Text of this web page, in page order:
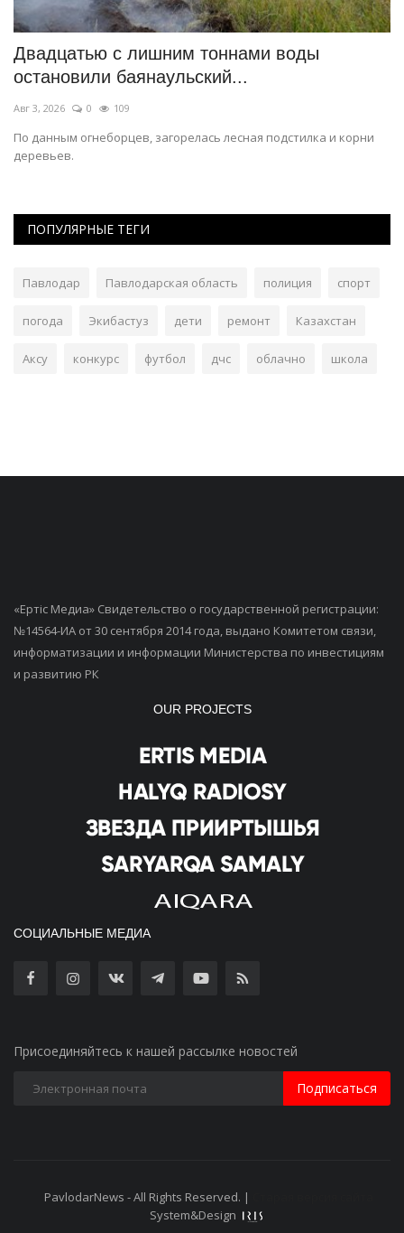
Двадцатью с лишним тоннами воды
остановили баянаульский...
Авг 3, 2026 0 109
По данным огнеборцев, загорелась лесная подстилка и корни
деревьев.
ПОПУЛЯРНЫЕ ТЕГИ
Павлодар Павлодарская область полиция спорт
погода Экибастуз дети ремонт Казахстан
Аксу конкурс футбол дчс облачно школа
«Ертiс Медиа» Свидетельство о государственной регистрации:
№14564-ИА от 30 сентября 2014 года, выдано Комитетом связи,
информатизации и информации Министерства по инвестициям
и развитию РК
OUR PROJECTS
СОЦИАЛЬНЫЕ МЕДИА
Присоединяйтесь к нашей рассылке новостей
Подписаться
PavlodarNews - All Rights Reserved. |
System&Design